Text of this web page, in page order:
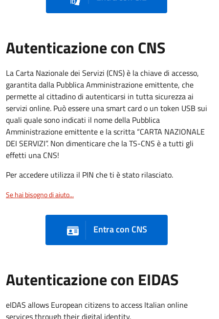
Autenticazione con CNS
La Carta Nazionale dei Servizi (CNS) è la chiave di accesso,
garantita dalla Pubblica Amministrazione emittente, che
permette al cittadino di autenticarsi in tutta sicurezza ai
servizi online. Può essere una smart card o un token USB sui
quali quale sono indicati il nome della Pubblica
Amministrazione emittente e la scritta “CARTA NAZIONALE
DEI SERVIZI”. Non dimenticare che la TS-CNS è a tutti gli
effetti una CNS!
Per accedere utilizza il PIN che ti è stato rilasciato.
Se hai bisogno di aiuto...
Entra con CNS
Autenticazione con EIDAS
eIDAS allows European citizens to access Italian online
services through their digital identity.